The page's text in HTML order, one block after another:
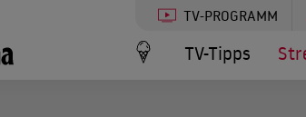
TV-PROGRAMM
TV-Tipps